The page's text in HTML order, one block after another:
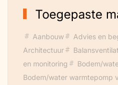
lucht van binnen die
minder warmte
Grond Warmtepomp
Toegepaste
Aanbouw Advies en
Architectuur
en monitoring
Bodem/
Bodem/water warmtepomp